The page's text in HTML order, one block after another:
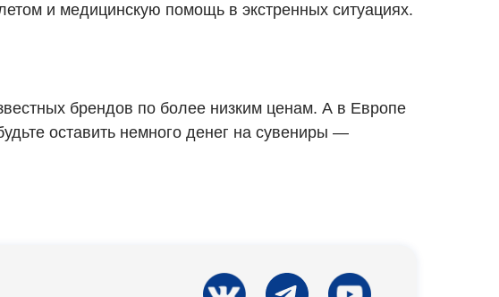
и медицинскую помощь в экстренных ситуациях.
брендов по более низким ценам. А в Европе
оставить немного денег на сувениры —